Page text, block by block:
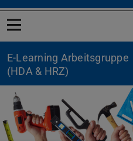
Menü öffnen
E-Learning Arbeitsgruppe
(HDA & HRZ)